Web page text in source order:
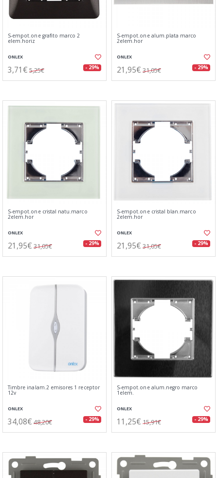
S-empot.one grafito marco 2
elem.horiz
ONLEX
3,71€ 5,25€ - 29%
S-empot.one alum.plata marco
2elem.hor
ONLEX
21,95€ 31,05€ - 29%
S-empot.one cristal natu.marco
2elem.hor
ONLEX
21,95€ 31,05€ - 29%
S-empot.one cristal blan.marco
2elem.hor
ONLEX
21,95€ 31,05€ - 29%
Timbre inalam.2 emisores 1 receptor
12v
ONLEX
34,08€ 48,20€ - 29%
S-empot.one alum.negro marco
1elem.
ONLEX
11,25€ 15,91€ - 29%